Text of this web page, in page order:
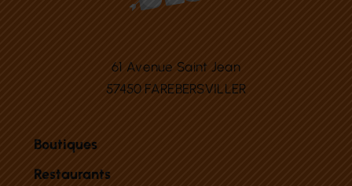
61 Avenue Saint Jean
57450 FAREBERSVILLER
Boutiques
Restaurants